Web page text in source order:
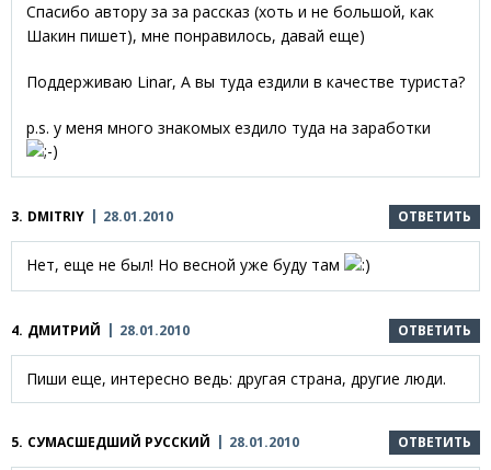
Спасибо автору за за рассказ (хоть и не большой, как
Шакин пишет), мне понравилось, давай еще)
Поддерживаю Linar, А вы туда ездили в качестве туриста?
p.s. у меня много знакомых ездило туда на заработки
3. DMITRIY 28.01.2010 ОТВЕТИТЬ
Нет, еще не был! Но весной уже буду там
4. ДМИТРИЙ 28.01.2010 ОТВЕТИТЬ
Пиши еще, интересно ведь: другая страна, другие люди.
5. СУМАСШЕДШИЙ РУССКИЙ 28.01.2010 ОТВЕТИТЬ